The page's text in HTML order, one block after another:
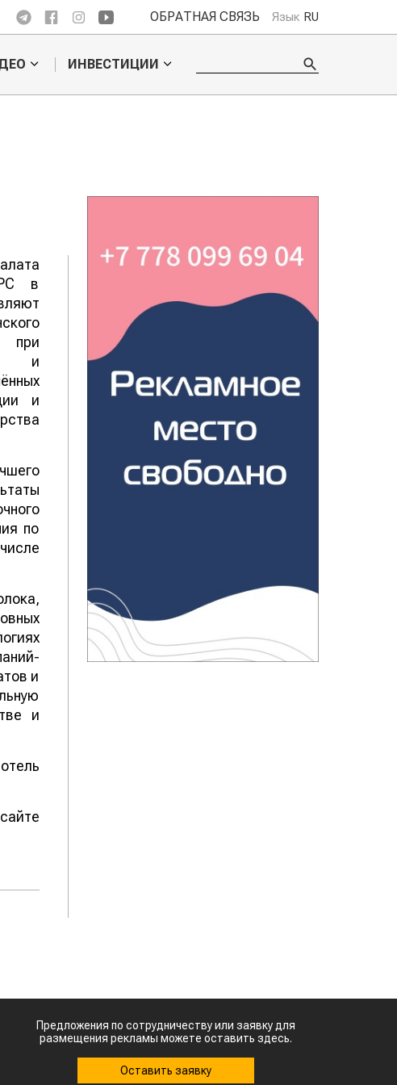
ОБРАТНАЯ СВЯЗЬ Язык RU
ИНВЕСТИЦИИ
в
при
и
и
по
и
и
Предложения по сотрудничеству или заявку для
размещения рекламы можете оставить здесь.
Оставить заявку